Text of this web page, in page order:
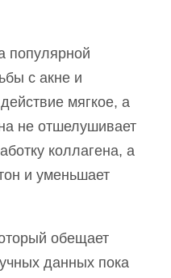
популярной
с акне и
мягкое, а
не отшелушивает
коллагена, а
и уменьшает
обещает
данных пока